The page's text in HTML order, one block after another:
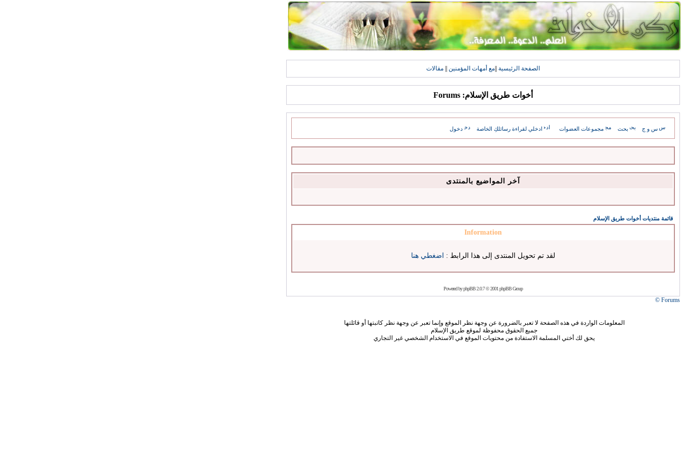
الصفحة الرئيسية مع أمهات المؤمنين مقالات
أخوات طريق الإسلام: Forums
س و ج بحث مجموعات العضوات ادخلي لقراءة رسائلكِ الخاصة دخول
آخر المواضيع بالمنتدى
قائمة منتديات أخوات طريق الإسلام
Information
لقد تم تحويل المنتدى إلى هذا الرابط : اضغطي هنا
Powered byphpBB2.0.7 © 2001 phpBB Group
Forums ©
المعلومات الواردة في هذه الصفحة لا تعبر بالضرورة عن وجهة نظر الموقع وإنما تعبر عن وجهة نظر كاتبتها أو قائلتها
جميع الحقوق محفوظة لموقع طريق الإسلام
يحق لك أختي المسلمة الاستفادة من محتويات الموقع في الاستخدام الشخصي غير التجاري